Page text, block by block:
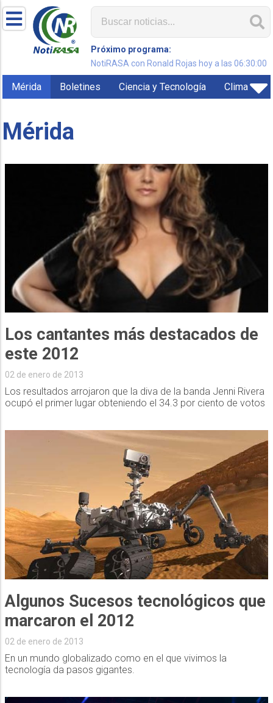
Próximo programa:
NotiRASA con Ronald Rojas hoy a las 06:30:00
Mérida Boletines Ciencia y Tecnología Clima
Mérida
Los cantantes más destacados de
este 2012
02 de enero de 2013
Los resultados arrojaron que la diva de la banda Jenni Rivera
ocupó el primer lugar obteniendo el 34.3 por ciento de votos
Algunos Sucesos tecnológicos que
marcaron el 2012
02 de enero de 2013
En un mundo globalizado como en el que vivimos la
tecnología da pasos gigantes.